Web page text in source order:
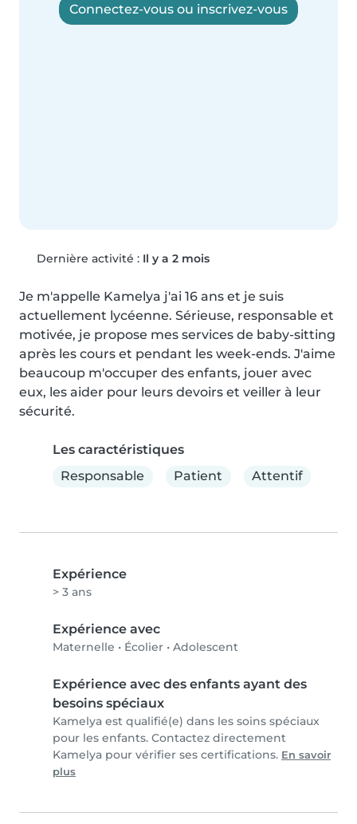
Connectez-vous ou inscrivez-vous
Dernière activité : Il y a 2 mois
Je m'appelle Kamelya j'ai 16 ans et je suis
actuellement lycéenne. Sérieuse, responsable et
motivée, je propose mes services de baby-sitting
après les cours et pendant les week-ends. J'aime
beaucoup m'occuper des enfants, jouer avec
eux, les aider pour leurs devoirs et veiller à leur
sécurité.
Les caractéristiques
Responsable
Patient Attentif
Expérience
> 3 ans
Expérience avec
Maternelle • Écolier • Adolescent
Expérience avec des enfants ayant des
besoins spéciaux
Kamelya est qualifié(e) dans les soins spéciaux
pour les enfants. Contactez directement
Kamelya pour vérifier ses certifications. En savoir
plus